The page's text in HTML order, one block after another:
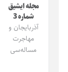
مجله ایشیق
شماره 3
آذربایجان و
مهاجرت
مساله‌سی